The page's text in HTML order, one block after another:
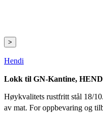
>
Hendi
Lokk til GN-Kantine,
Høykvalitets rustfritt stål 18/
av mat. For oppbevaring og